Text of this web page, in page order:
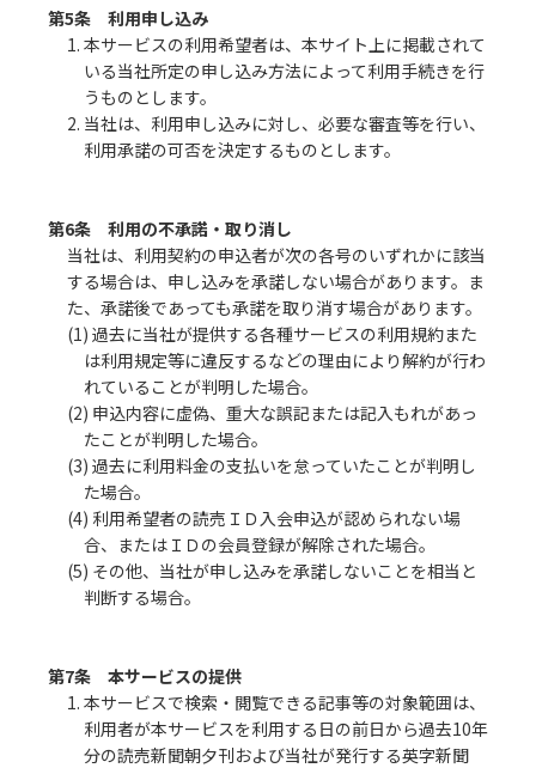
第5条 利用申し込み
1. 本サービスの利用希望者は、本サイト上に掲載されて
いる当社所定の申し込み方法によって利用手続きを行
うものとします。
2. 当社は、利用申し込みに対し、必要な審査等を行い、
利用承諾の可否を決定するものとします。
第6条 利用の不承諾・取り消し
当社は、利用契約の申込者が次の各号のいずれかに該当
する場合は、申し込みを承諾しない場合があります。ま
た、承諾後であっても承諾を取り消す場合があります。
(1) 過去に当社が提供する各種サービスの利用規約また
は利用規定等に違反するなどの理由により解約が行わ
れていることが判明した場合。
(2) 申込内容に虚偽、重大な誤記または記入もれがあっ
たことが判明した場合。
(3) 過去に利用料金の支払いを怠っていたことが判明し
た場合。
(4) 利用希望者の読売ＩＤ入会申込が認められない場
合、またはＩＤの会員登録が解除された場合。
(5) その他、当社が申し込みを承諾しないことを相当と
判断する場合。
第7条 本サービスの提供
1. 本サービスで検索・閲覧できる記事等の対象範囲は、
利用者が本サービスを利用する日の前日から過去10年
分の読売新聞朝夕刊および当社が発行する英字新聞